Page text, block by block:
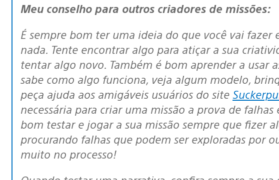
Meu conselho para outros criadores de missões:
É sempre bom ter uma ideia do que você vai fazer em vez de começar do
nada. Tente encontrar algo para atiçar a sua
tentar algo novo. Também é bom aprender a usar
sabe como algo funciona, veja algum modelo,
peça ajuda aos amigáveis usuários do site
necessária para criar uma missão a prova de falhas
bom testar e jogar a sua missão sempre que fizer
procurando falhas que podem ser exploradas por
muito no processo!